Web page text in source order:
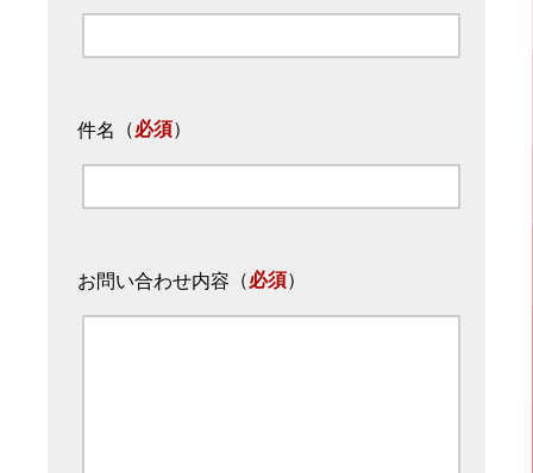
件名 （必須）
お問い合わせ内容 （必須）